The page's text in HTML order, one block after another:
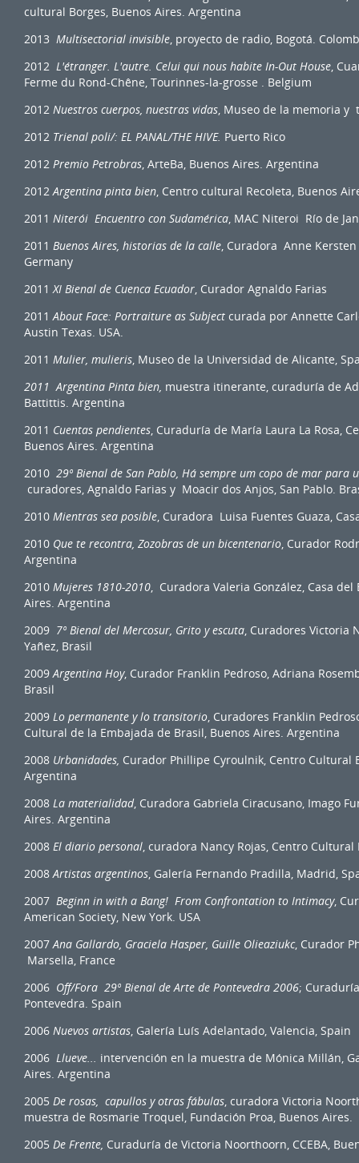
cultural Borges, Buenos Aires. Argentina
2013 Multisectorial invisible, proyecto de radio, Bogotá.
2012 L'étranger. L'autre. Celui qui nous habite In-Out House,
Ferme du Rond-Chêne, Tourinnes-la-grosse . Belgium
2012 Nuestros cuerpos, nuestras vidas, Museo de la memoria y
2012 Trienal poli/: EL PANAL/THE HIVE. Puerto Rico
2012 Premio Petrobras, ArteBa, Buenos Aires. Argentina
2012Argentina pinta bien, Centro cultural Recoleta, Buenos
2011 Niterói Encuentro con Sudamérica, MAC Niteroi Río de
2011 Buenos Aires, historias de la calle, Curadora Anne
Germany
2011XI Bienal de Cuenca Ecuador, Curador Agnaldo Farias
2011About Face: Portraiture as Subject curada por Annette
Austin Texas. USA.
2011 Mulier, mulieris, Museo de la Universidad de Alicante,
2011 Argentina Pinta bien, muestra itinerante, curaduría de
Battittis. Argentina
2011 Cuentas pendientes, Curaduría de María Laura La Rosa,
Buenos Aires. Argentina
2010 29º Bienal de San Pablo, Há sempre um copo de mar para
curadores, Agnaldo Farias y Moacir dos Anjos, San Pablo.
2010 Mientras sea posible, Curadora Luisa Fuentes Guaza,
2010 Que te recontra, Zozobras de un bicentenario, Curador
Argentina
2010 Mujeres 1810-2010, Curadora Valeria González, Casa
Aires. Argentina
2009 7º Bienal del Mercosur, Grito y escuta, Curadores Victoria
Yañez, Brasil
2009Argentina Hoy, Curador Franklin Pedroso, Adriana
Brasil
2009 Lo permanente y lo transitorio, Curadores Franklin
Cultural de la Embajada de Brasil, Buenos Aires. Argentina
2008 Urbanidades, Curador Phillipe Cyroulnik, Centro Cultural
Argentina
2008 La materialidad, Curadora Gabriela Ciracusano, Imago
Aires. Argentina
2008 El diario personal, curadora Nancy Rojas, Centro
2008Artistas argentinos, Galería Fernando Pradilla, Madrid,
2007 Beginn in with a Bang! From Confrontation to Intimacy,
American Society, New York. USA
2007Ana Gallardo, Graciela Hasper, Guille Olieaziukc, Curador
Marsella, France
2006 Off/Fora 29º Bienal de Arte de Pontevedra 2006;
Pontevedra. Spain
2006 Nuevos artistas, Galería Luís Adelantado, Valencia, Spain
2006 Llueve... intervención en la muestra de Mónica Millán,
Aires. Argentina
2005 De rosas, capullos y otras fábulas, curadora Victoria
muestra de Rosmarie Troquel, Fundación Proa, Buenos
2005 De Frente, Curaduría de Victoria Noorthoorn, CCEBA,